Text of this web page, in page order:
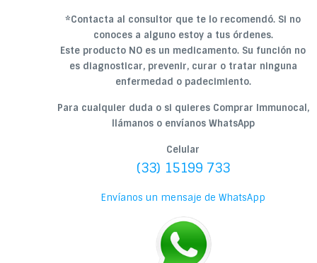
*Contacta al consultor que te lo recomendó. Si no
conoces a alguno estoy a tus órdenes.
Este producto NO es un medicamento. Su función no
es diagnosticar, prevenir, curar o tratar ninguna
enfermedad o padecimiento.
Para cualquier duda o si quieres Comprar Immunocal,
llámanos o envíanos WhatsApp
Celular
(33) 15199 733
Envíanos un mensaje de WhatsApp